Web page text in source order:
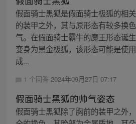
假面骑士黑狐是假面骑士极狐的相
的装甲之外，其与原形态有较多换
气。在假面骑士霸牛的魔王形态诞
变身为黑金极狐，该形态可能是使
成...
1 个回答 2024年09月27日 07:17
假面骑士黑狐的帅气姿态
假面骑士黑狐除了胸前的装甲之外